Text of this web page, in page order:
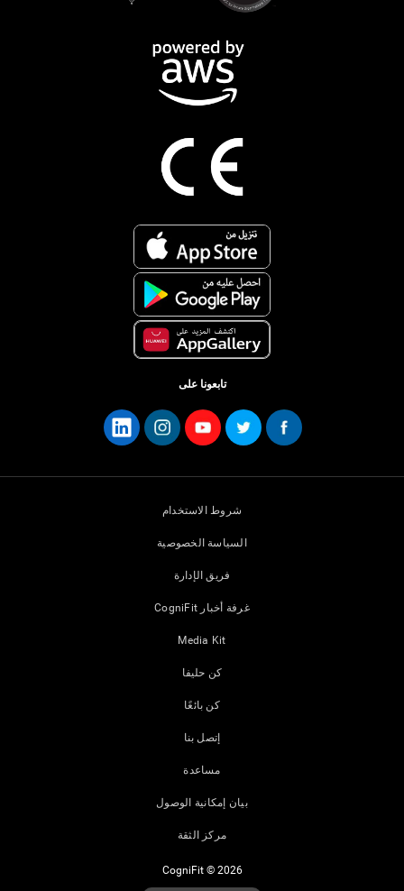
تابعونا على
شروط الاستخدام
السياسة الخصوصية
فريق الإدارة
غرفة أخبار CogniFit
Media Kit
كن حليفا
كن بائعًا
إتصل بنا
مساعدة
بيان إمكانية الوصول
مركز الثقة
CogniFit © 2026